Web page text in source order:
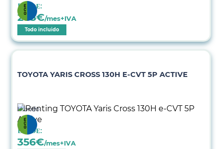
Desde:
283€/mes+IVA
Todo incluido
TOYOTA YARIS CROSS 130H E-CVT 5P ACTIVE
Híbrido
Desde:
356€/mes+IVA